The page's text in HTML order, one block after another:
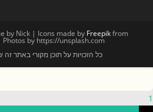
by Nick | Icons made by Freepikfrom
Photos by https://unsplash.com
כל הזכויות על תוכן מקורי באתר זה
1